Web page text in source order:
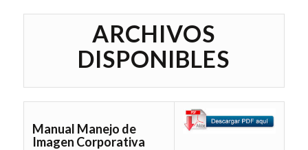
ARCHIVOS
DISPONIBLES
Manual Manejo de
Imagen Corporativa